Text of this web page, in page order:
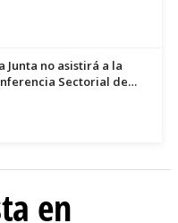
Junta no asistirá a la
Sectorial de
en